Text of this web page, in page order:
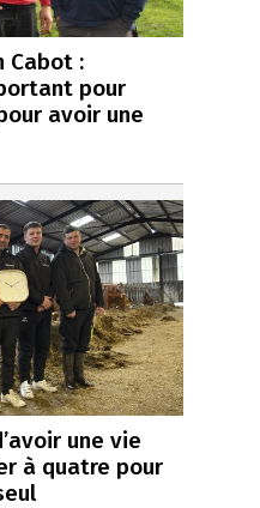
Cabot :
pour
avoir une
une vie
à quatre pour